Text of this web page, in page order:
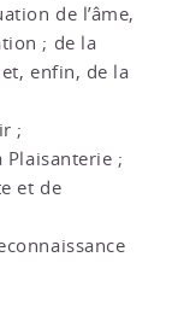
de l’âme,
; de la
enfin, de la
;
Plaisanterie ;
et de